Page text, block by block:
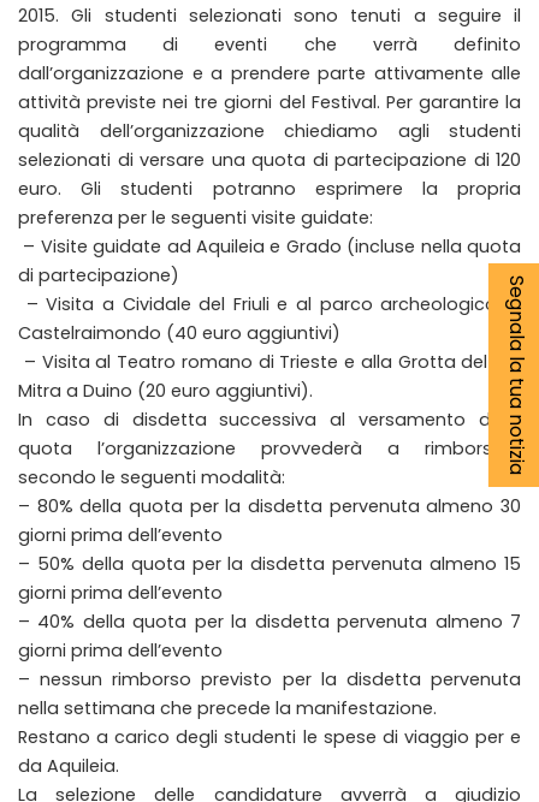
2015. Gli studenti selezionati sono tenuti a seguire il
programma di eventi che verrà definito
dall’organizzazione e a prendere parte attivamente alle
attività previste nei tre giorni del Festival. Per garantire la
qualità dell’organizzazione chiediamo agli studenti
selezionati di versare una quota di partecipazione di 120
euro. Gli studenti potranno esprimere la propria
preferenza per le seguenti visite guidate:
– Visite guidate ad Aquileia e Grado (incluse nella quota
di partecipazione)
– Visita a Cividale del Friuli e al parco archeologico di
Castelraimondo (40 euro aggiuntivi)
– Visita al Teatro romano di Trieste e alla Grotta del dio
Mitra a Duino (20 euro aggiuntivi).
In caso di disdetta successiva al versamento della
quota l’organizzazione provvederà a rimborsare
secondo le seguenti modalità:
– 80% della quota per la disdetta pervenuta almeno 30
giorni prima dell’evento
– 50% della quota per la disdetta pervenuta almeno 15
giorni prima dell’evento
– 40% della quota per la disdetta pervenuta almeno 7
giorni prima dell’evento
– nessun rimborso previsto per la disdetta pervenuta
nella settimana che precede la manifestazione.
Restano a carico degli studenti le spese di viaggio per e
da Aquileia.
La selezione delle candidature avverrà a giudizio
Segnala la tua notizia